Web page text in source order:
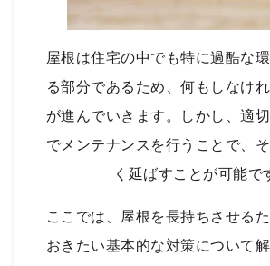
屋根は住宅の中でも特に過酷な
る部分であるため、何もしなけ
が進んでいきます。しかし、適
でメンテナンスを行うことで、
く延ばすことが可能で
ここでは、屋根を長持ちさせる
おきたい基本的な対策について